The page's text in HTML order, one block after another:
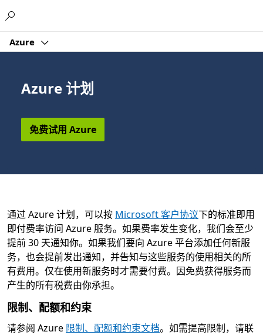
Azure
Azure 计划
免费试用 Azure
通过 Azure 计划，可以按 Microsoft 客户协议下的标准即用
即付费率访问 Azure 服务。如果费率发生变化，我们会至少
提前 30 天通知你。如果我们要向 Azure 平台添加任何新服
务，也会提前发出通知，并告知与这些服务的使用相关的所
有费用。仅在使用新服务时才需要付费。因免费获得服务而
产生的所有税费由你承担。
限制、配额和约束
请参阅 Azure 限制、配额和约束文档。如需提高限制，请联